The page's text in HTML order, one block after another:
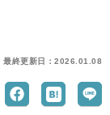
最終更新日：2026.01.08